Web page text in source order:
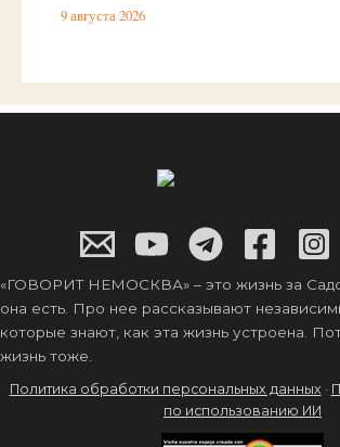
9 августа 2026
«ГОВОРИТ НЕМОСКВА» – это жизнь за
она есть. Про нее рассказывают
которые знают, как эта жизнь устроена.
жизнь тоже.
Политика обработки персональных данных ·
по использованию ИИ